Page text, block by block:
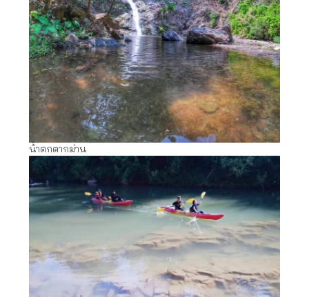
น้ำตกตากม่าน